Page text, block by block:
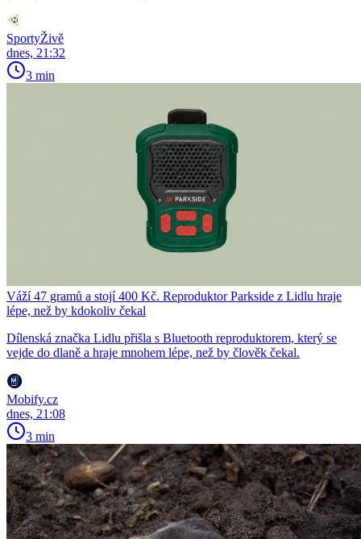
SportyŽivě
dnes, 21:32
3 min
Váží 47 gramů a stojí 400 Kč. Reproduktor Parkside z Lidlu hraje
lépe, než by kdokoliv čekal
Dílenská značka Lidlu přišla s Bluetooth reproduktorem, který se
vejde do dlaně a hraje mnohem lépe, než by člověk čekal.
Mobify.cz
dnes, 21:08
3 min